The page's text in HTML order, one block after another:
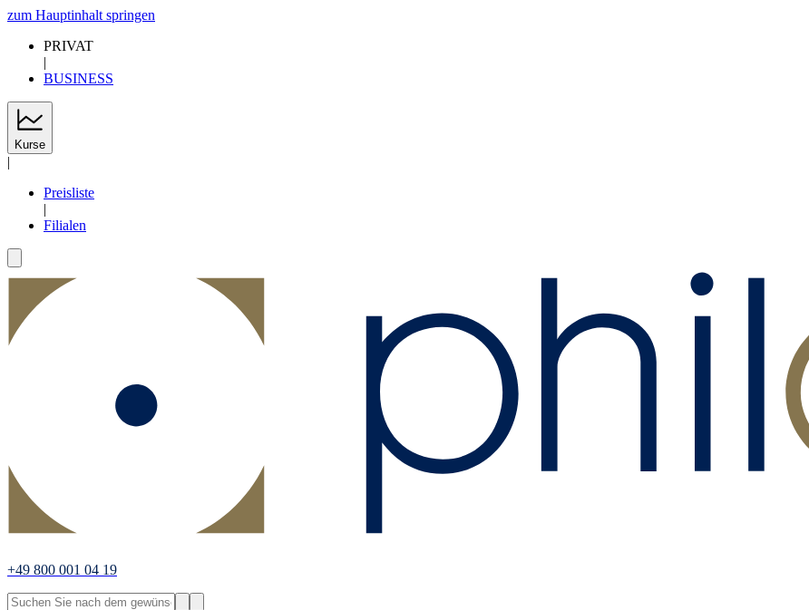
zum Hauptinhalt springen
PRIVAT
|
BUSINESS
Kurse
|
Preisliste
|
Filialen
+49 800 001 04 19